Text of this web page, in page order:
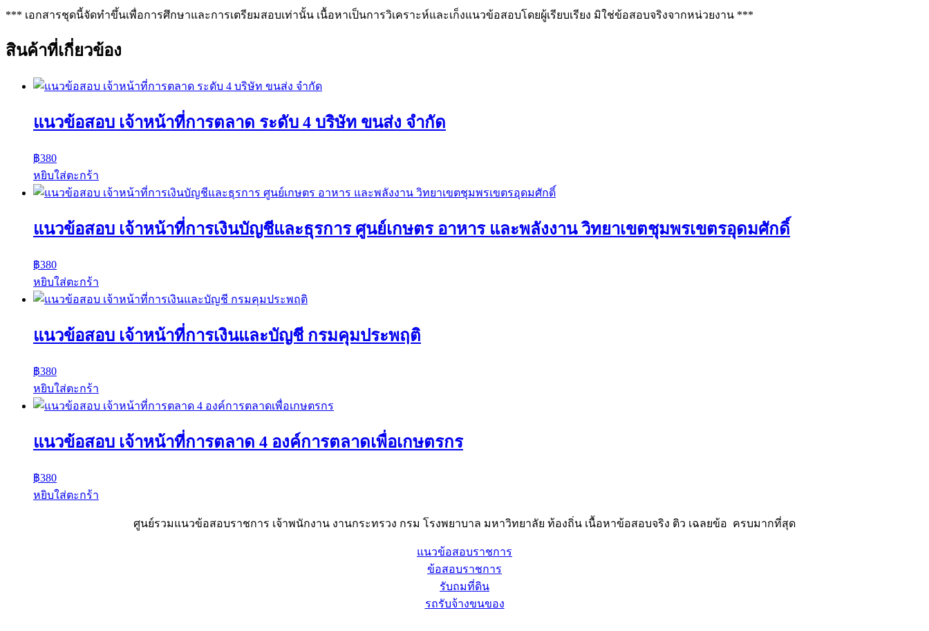
*** เอกสารชุดนี้จัดทำขึ้นเพื่อการศึกษาและการเตรียมสอบเท่านั้น เนื้อหาเป็นการวิเคราะห์และเก็งแนวข้อสอบโดยผู้เรียบเรียง มิใช่ข้อสอบจริงจากหน่วยงาน ***
สินค้าที่เกี่ยวข้อง
แนวข้อสอบ เจ้าหน้าที่การตลาด ระดับ 4 บริษัท ขนส่ง จำกัด
฿380
หยิบใส่ตะกร้า
แนวข้อสอบ เจ้าหน้าที่การเงินบัญชีและธุรการ ศูนย์เกษตร อาหาร และพลังงาน วิทยาเขตชุมพรเขตรอุดมศักดิ์
฿380
หยิบใส่ตะกร้า
แนวข้อสอบ เจ้าหน้าที่การเงินและบัญชี กรมคุมประพฤติ
฿380
หยิบใส่ตะกร้า
แนวข้อสอบ เจ้าหน้าที่การตลาด 4 องค์การตลาดเพื่อเกษตรกร
฿380
หยิบใส่ตะกร้า
ศูนย์รวมแนวข้อสอบราชการ เจ้าพนักงาน งานกระทรวง กรม โรงพยาบาล มหาวิทยาลัย ท้องถิ่น เนื้อหาข้อสอบจริง ติว เฉลยข้อ ครบมากที่สุด
แนวข้อสอบราชการ
ข้อสอบราชการ
รับถมที่ดิน
รถรับจ้างขนของ